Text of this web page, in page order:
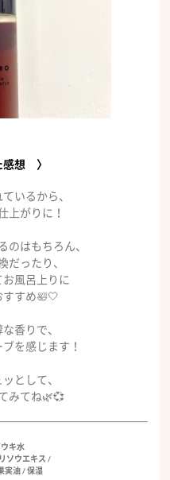
感想 〉
いるから、
上がりに！
のはもちろん、
だったり、
風呂上りに
すめ🛀🤍
香りで、
を感じます！
として、
みてね🌿💞
キ水
ソウエキス /
実油 / 保湿